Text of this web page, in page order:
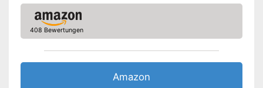
408 Bewertungen
Amazon